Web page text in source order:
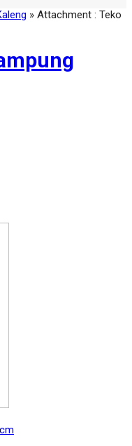
» Attachment : Teko